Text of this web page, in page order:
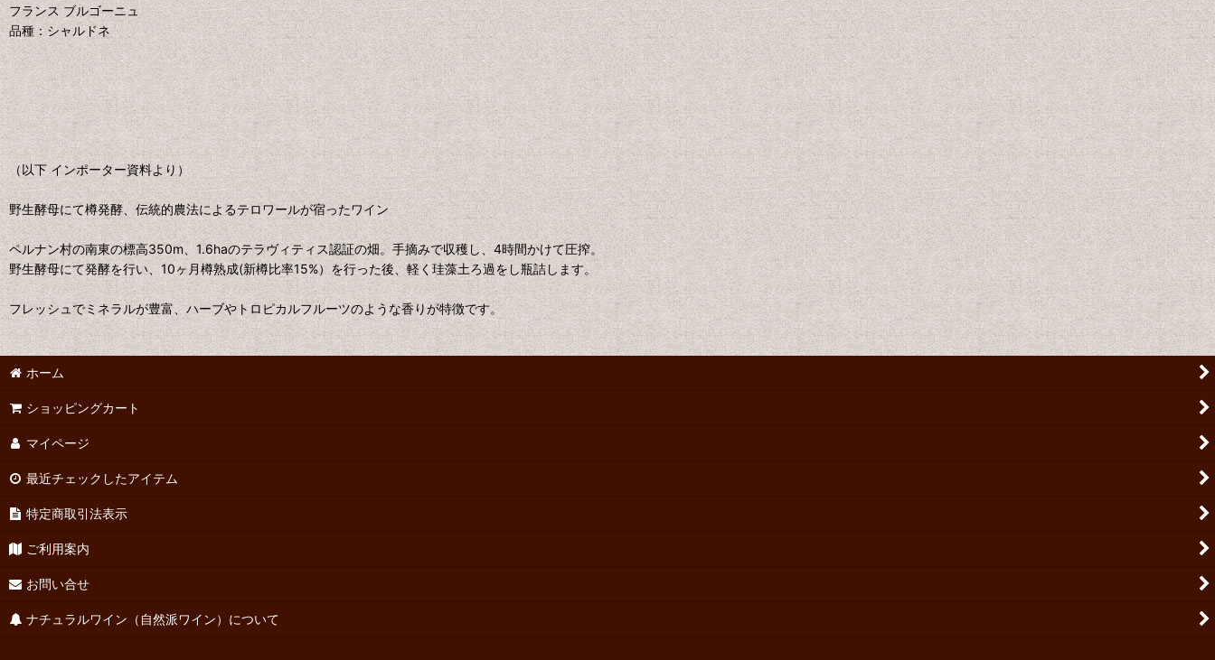
フランス ブルゴーニュ
品種：シャルドネ
（以下 インポーター資料より）
野生酵母にて樽発酵、伝統的農法によるテロワールが宿ったワイン
ペルナン村の南東の標高350m、1.6haのテラヴィティス認証の畑。手摘みで収穫し、4時間かけて圧搾。
野生酵母にて発酵を行い、10ヶ月樽熟成(新樽比率15%）を行った後、軽く珪藻土ろ過をし瓶詰します。
フレッシュでミネラルが豊富、ハーブやトロピカルフルーツのような香りが特徴です。
ホーム
ショッピングカート
マイページ
最近チェックしたアイテム
特定商取引法表示
ご利用案内
お問い合せ
ナチュラルワイン（自然派ワイン）について